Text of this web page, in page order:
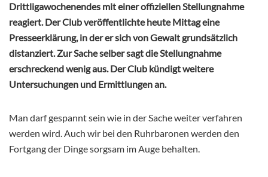
Drittligawochenendes mit einer offiziellen Stellungnahme
reagiert. Der Club veröffentlichte heute Mittag eine
Presseerklärung, in der er sich von Gewalt grundsätzlich
distanziert. Zur Sache selber sagt die Stellungnahme
erschreckend wenig aus. Der Club kündigt weitere
Untersuchungen und Ermittlungen an.
Man darf gespannt sein wie in der Sache weiter verfahren
werden wird. Auch wir bei den Ruhrbaronen werden den
Fortgang der Dinge sorgsam im Auge behalten.